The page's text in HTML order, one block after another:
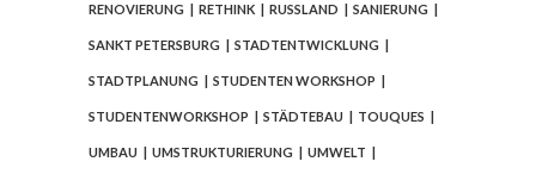
RENOVIERUNG RETHINK RUSSLAND SANIERUNG
SANKT PETERSBURG STADTENTWICKLUNG
STADTPLANUNG STUDENTEN WORKSHOP
STUDENTENWORKSHOP STÄDTEBAU TOUQUES
UMBAU UMSTRUKTURIERUNG UMWELT